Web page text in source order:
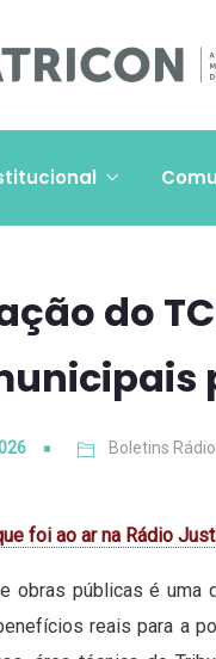
do
Boletins
foi ao ar na Rádio
obras públicas é uma
reais para a